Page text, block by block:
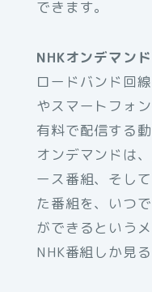
できます。
NHKオンデマンド
ロードバンド回
やスマートフォ
有料で配信する
オンデマンドは
ース番組、そし
た番組を、いつ
ができるという
NHK番組しか見